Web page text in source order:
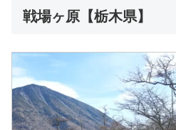
戦場ヶ原【栃木県】